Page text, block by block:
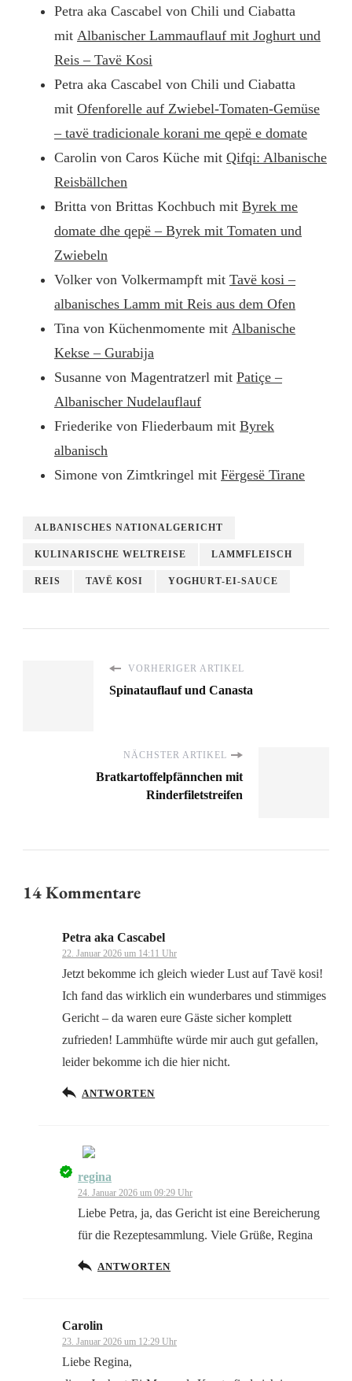
Petra aka Cascabel von Chili und Ciabatta
mit Albanischer Lammauflauf mit Joghurt und
Reis – Tavë Kosi
Petra aka Cascabel von Chili und Ciabatta
mit Ofenforelle auf Zwiebel-Tomaten-Gemüse
– tavë tradicionale korani me qepë e domate
Carolin von Caros Küche mit Qifqi: Albanische
Reisbällchen
Britta von Brittas Kochbuch mit Byrek me
domate dhe qepë – Byrek mit Tomaten und
Zwiebeln
Volker von Volkermampft mit Tavë kosi –
albanisches Lamm mit Reis aus dem Ofen
Tina von Küchenmomente mit Albanische
Kekse – Gurabija
Susanne von Magentratzerl mit Patiçe –
Albanischer Nudelauflauf
Friederike von Fliederbaum mit Byrek
albanisch
Simone von Zimtkringel mit Fërgesë Tirane
ALBANISCHES NATIONALGERICHT
KULINARISCHE WELTREISE LAMMFLEISCH
REIS TAVË KOSI YOGHURT-EI-SAUCE
VORHERIGER ARTIKEL
Spinatauflauf und Canasta
NÄCHSTER ARTIKEL
Bratkartoffelpfännchen mit
Rinderfiletstreifen
14 Kommentare
Petra aka Cascabel
22. Januar 2026 um 14:11 Uhr
Jetzt bekomme ich gleich wieder Lust auf Tavë kosi!
Ich fand das wirklich ein wunderbares und stimmiges
Gericht – da waren eure Gäste sicher komplett
zufrieden! Lammhüfte würde mir auch gut gefallen,
leider bekomme ich die hier nicht.
ANTWORTEN
Das „Echte-Person“-Abzeichen!
regina
24. Januar 2026 um 09:29 Uhr
Liebe Petra, ja, das Gericht ist eine Bereicherung
für die Rezeptesammlung. Viele Grüße, Regina
ANTWORTEN
Carolin
23. Januar 2026 um 12:29 Uhr
Liebe Regina,